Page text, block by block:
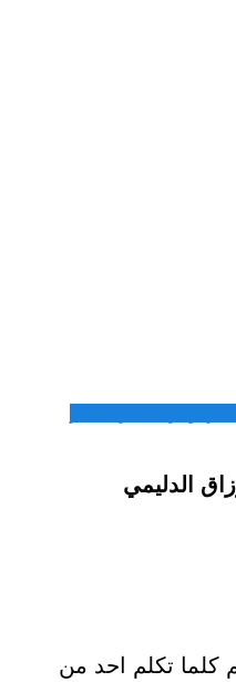
الدليمي
كلما تكلم احد من